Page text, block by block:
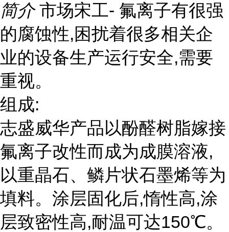
简介 市场宋工- 氟离子有很强
的腐蚀性,困扰着很多相关企
业的设备生产运行安全,需要
重视。
组成:
志盛威华产品以酚醛树脂嫁接
氟离子改性而成为成膜溶液,
以重晶石、鳞片状石墨烯等为
填料。涂层固化后,惰性高,涂
层致密性高,耐温可达150℃。